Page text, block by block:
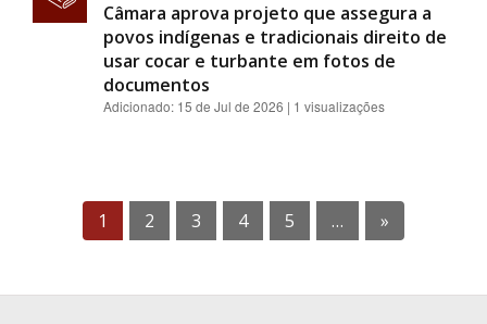
Câmara aprova projeto que assegura a
povos indígenas e tradicionais direito de
usar cocar e turbante em fotos de
documentos
Adicionado: 15 de Jul de 2026 | 1 visualizações
1 2 3 4 5 … »